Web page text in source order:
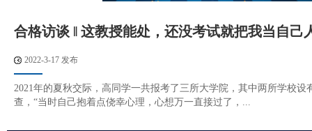
合格访谈 ‖ 这教授能处，还没考试就把我当自己
2022-3-17 发布
2021年的夏秋交际，高同学一共报考了三所大学院，其中两所学校设
查，“当时自己抱着点侥幸心理，心想万一直接过了，...